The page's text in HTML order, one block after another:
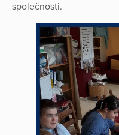
společnosti.